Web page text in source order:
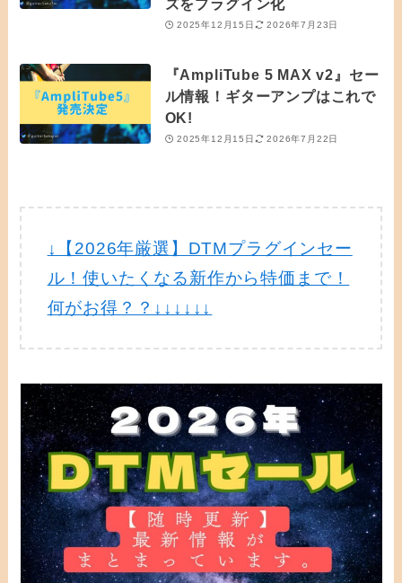
ズをプラグイン化
2025年12月15日 2026年7月23日
『AmpliTube 5 MAX v2』セー
ル情報！ギターアンプはこれで
OK!
2025年12月15日 2026年7月22日
↓【2026年厳選】DTMプラグインセー
ル！使いたくなる新作から特価まで！
何がお得？？↓↓↓↓↓↓